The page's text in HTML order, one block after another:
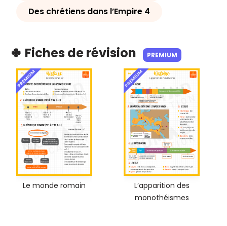
Des chrétiens dans l’Empire 4
🍀 Fiches de révision PREMIUM
PREMIUM
Le monde romain
PREMIUM
L’apparition des
monothéismes